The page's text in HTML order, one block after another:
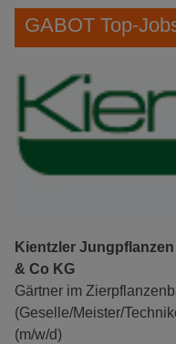
GABOT Top-
Kientzler Jungpflanzen
& Co KG
Gärtner im
(Geselle/Meister/
(m/w/d)